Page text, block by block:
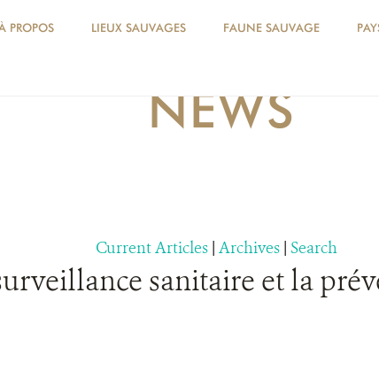
PROPOS LIEUX SAUVAGES FAUNE SAUVAGE
NEWS
Current Articles | Archives | Search
sanitaire et la